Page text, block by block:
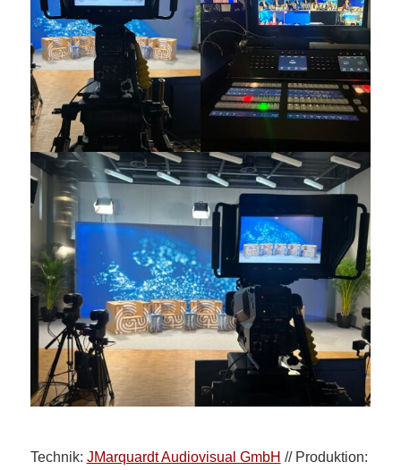
Technik: JMarquardt Audiovisual GmbH // Produktion: